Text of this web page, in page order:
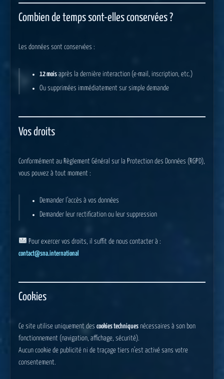
Combien de temps sont-elles conservées ?
Les données sont conservées :
12 mois après la dernière interaction (e-mail, inscription, etc.)
Ou supprimées immédiatement sur simple demande
Vos droits
Conformément au Règlement Général sur la Protection des Données (RGPD),
vous pouvez à tout moment :
Demander l’accès à vos données
Demander leur rectification ou leur suppression
Pour exercer vos droits, il suffit de nous contacter à :
contact@sna.international
Cookies
Ce site utilise uniquement des cookies techniques nécessaires à son bon
fonctionnement (navigation, affichage, sécurité).
Aucun cookie de publicité ni de traçage tiers n’est activé sans votre
consentement.